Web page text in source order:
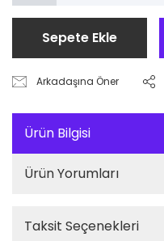
Sepete Ekle
Arkadaşına Öner
Ürün Bilgisi
Ürün Yorumları
Taksit Seçenekleri